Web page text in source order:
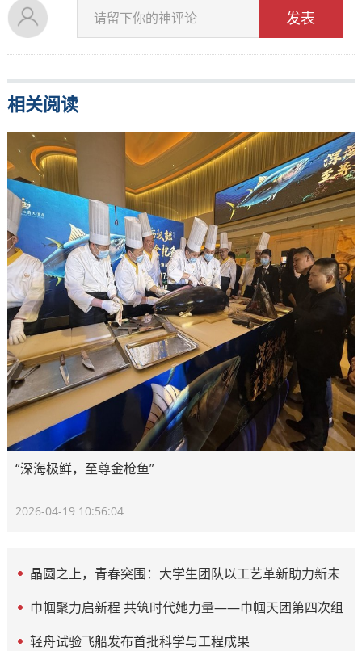
请留下你的神评论 发表
相关阅读
“深海极鲜，至尊金枪鱼”
2026-04-19 10:56:04
晶圆之上，青春突围：大学生团队以工艺革新助力新未
来 巾帼聚力启新程 共筑时代她力量——巾帼天团第四次组
委会筹备会圆满举办
轻舟试验飞船发布首批科学与工程成果